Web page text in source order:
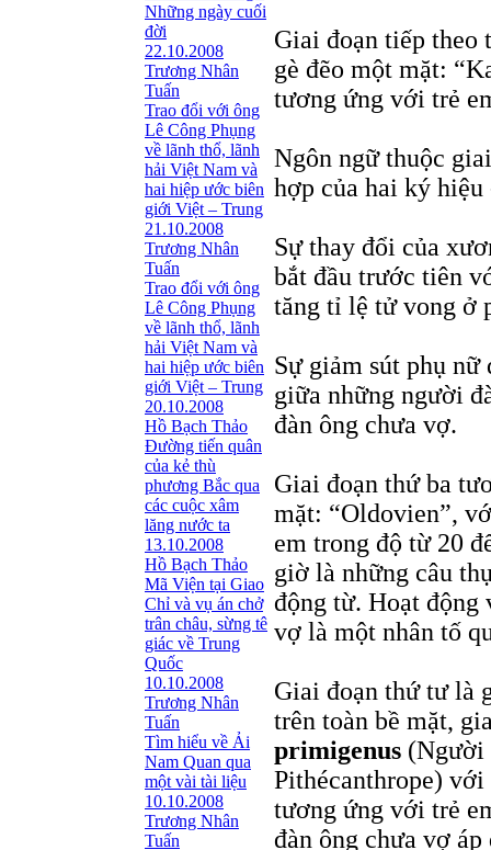
Những ngày cuối
đời
22.10.2008
Trương Nhân
Tuấn
Trao đổi với ông
Lê Công Phụng
về lãnh thổ, lãnh
hải Việt Nam và
hai hiệp ước biên
giới Việt – Trung
21.10.2008
Trương Nhân
Tuấn
Trao đổi với ông
Lê Công Phụng
về lãnh thổ, lãnh
hải Việt Nam và
hai hiệp ước biên
giới Việt – Trung
20.10.2008
Hồ Bạch Thảo
Ðường tiến quân
của kẻ thù
phương Bắc qua
các cuộc xâm
lăng nước ta
13.10.2008
Hồ Bạch Thảo
Mã Viện tại Giao
Chỉ và vụ án chở
trân châu, sừng tê
giác về Trung
Quốc
10.10.2008
Trương Nhân
Tuấn
Tìm hiểu về Ải
Nam Quan qua
một vài tài liệu
10.10.2008
Trương Nhân
Tuấn
Giai đoạn tiếp theo
gè đẽo một mặt:
tương ứng với trẻ
Ngôn ngữ thuộc
hợp của hai ký hiệu
Sự thay đổi của
bắt đầu trước tiên
tăng tỉ lệ tử vong ở
Sự giảm sút phụ nữ
giữa những người
đàn ông chưa vợ.
Giai đoạn thứ ba
mặt: “Oldovien”,
em trong độ từ 20
giờ là những câu
động từ. Hoạt động
vợ là một nhân tố
Giai đoạn thứ tư là
trên toàn bề mặt,
primigenus (Người
Pithécanthrope)
tương ứng với trẻ
đàn ông chưa vợ